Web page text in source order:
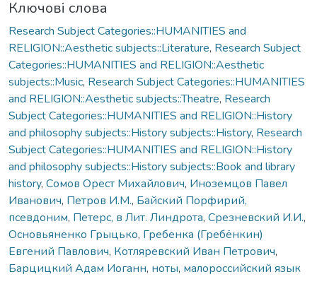
Ключові слова
Research Subject Categories::HUMANITIES and
RELIGION::Aesthetic subjects::Literature, Research Subject
Categories::HUMANITIES and RELIGION::Aesthetic
subjects::Music, Research Subject Categories::HUMANITIES
and RELIGION::Aesthetic subjects::Theatre, Research
Subject Categories::HUMANITIES and RELIGION::History
and philosophy subjects::History subjects::History, Research
Subject Categories::HUMANITIES and RELIGION::History
and philosophy subjects::History subjects::Book and library
history, Сомов Орест Михайлович, Иноземцов Павел
Иванович, Петров И.М., Байский Порфирий,
псевдоним, Петерс, в Лит. Линдрота, Срезневский И.И.,
Основьяненко Грыцько, Гребенка (Гребёнкин)
Евгений Павлович, Котляревский Иван Петрович,
Барцицкий Адам Иоганн, ноты, малороссийский язык